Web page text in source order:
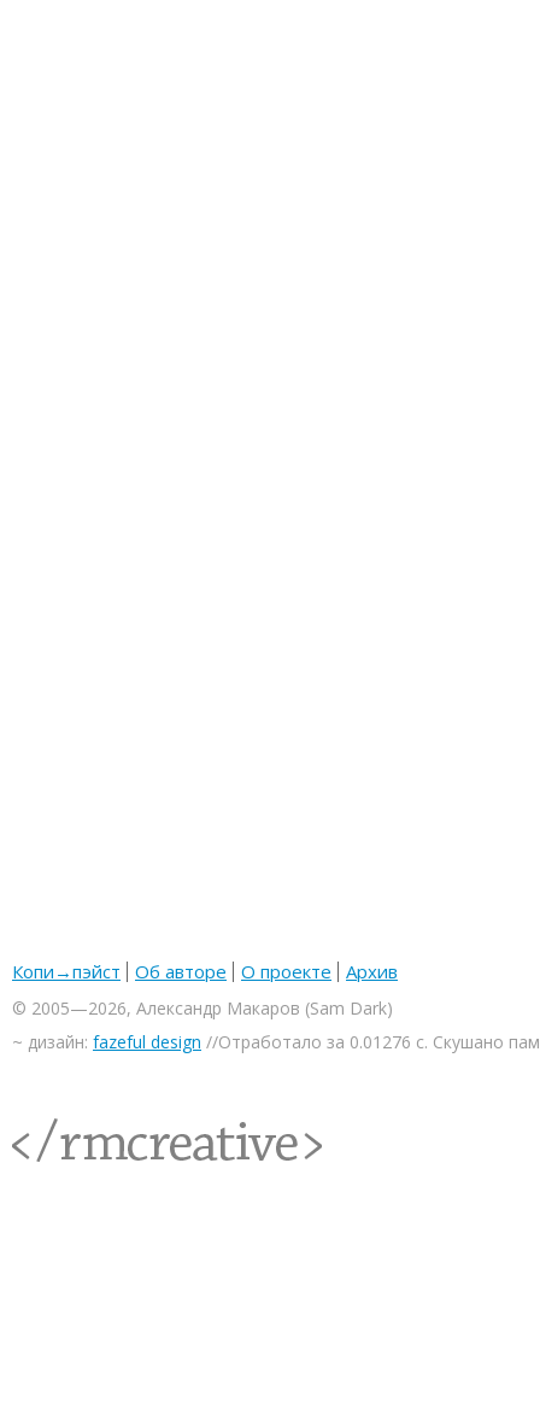
Копи→пэйст Об авторе О проекте Архив
© 2005—2026, Александр Макаров (Sam Dark)
~ дизайн: fazeful design //Отработало за 0.01276 с. Скушано
<rmcreative/>